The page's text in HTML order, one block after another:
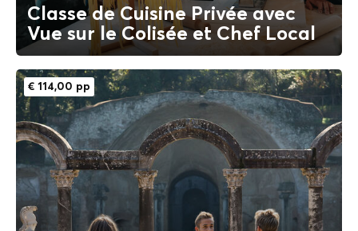
Classe de Cuisine Privée avec
Vue sur le Colisée et Chef Local
€ 114,00 pp